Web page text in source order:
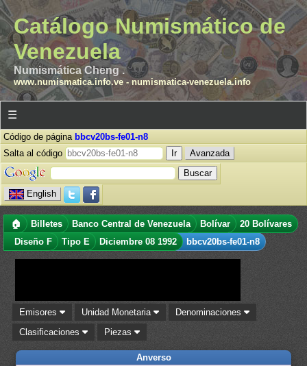
Catálogo Numismático de
Venezuela
Numismática Cheng .
www.numismatica.info.ve- numismatica-venezuela.info
☰
Código de página bbcv20bs-fe01-n8
Salta al código
Avanzada
English
🏠 Billetes Banco Central de Venezuela Bolívar
20 Bolívares
Diseño F
Tipo E Diciembre 08 1992 bbcv20bs-fe01-n8
Emisores Unidad Monetaria
Denominaciones
Clasificaciones
Piezas
Anverso